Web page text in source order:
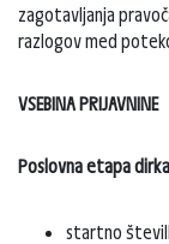
zagotavljanja
razlogov med
VSEBINA PRIJAVNINE
Poslovna etapa
startno